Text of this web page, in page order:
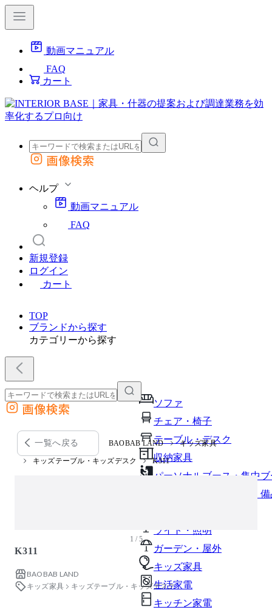
動画マニュアル
FAQ
カート
外部サイトの商品をカートに追加
画像検索
ヘルプ
動画マニュアル
FAQ
新規登録
ログイン
カート
TOP
ブランドから探す
カテゴリーから探す
ソファ
チェア・椅子
テーブル・デスク
収納家具
パーソナルブース・集中
オフィスアクセサリー・
ライト・照明
ガーデン・屋外
キッズ家具
生活家電
キッチン家電
外部サイトの商品をカートに追加
他のサイトで見つけた商品ページのURLを貼り付けて、カートに追加できます
画像検索
一覧へ戻る BAOBAB LAND キッズ家具
キッズテーブル・キッズデスク K311
1 / 5
K311
BAOBAB LAND
キッズ家具
キッズテーブル・キッズデスク